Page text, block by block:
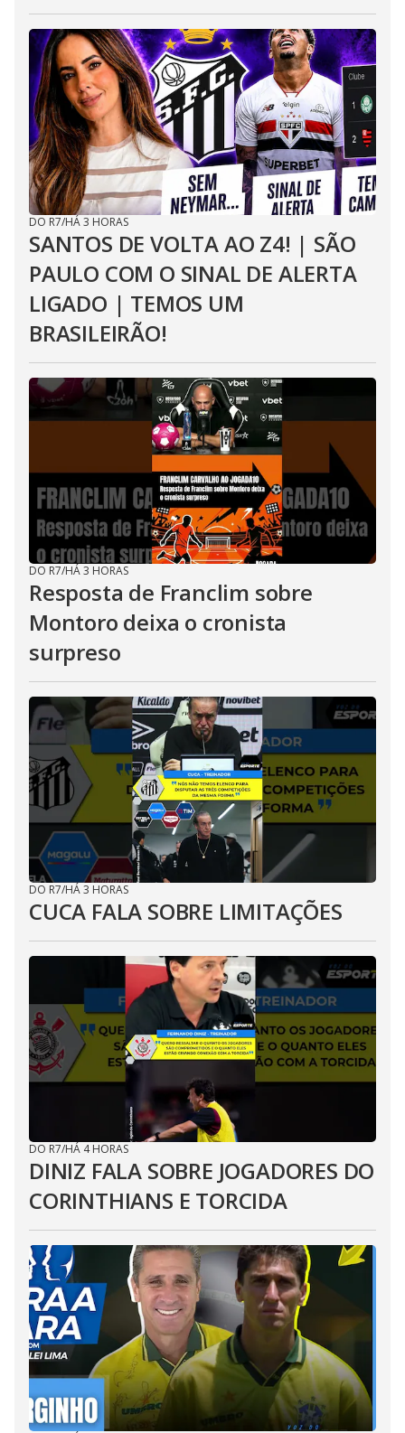
DO R7/HÁ 3 HORAS
SANTOS DE VOLTA AO Z4! | SÃO
PAULO COM O SINAL DE ALERTA
LIGADO | TEMOS UM
BRASILEIRÃO!
DO R7/HÁ 3 HORAS
Resposta de Franclim sobre
Montoro deixa o cronista
surpreso
DO R7/HÁ 3 HORAS
CUCA FALA SOBRE LIMITAÇÕES
DO R7/HÁ 4 HORAS
DINIZ FALA SOBRE JOGADORES DO
CORINTHIANS E TORCIDA